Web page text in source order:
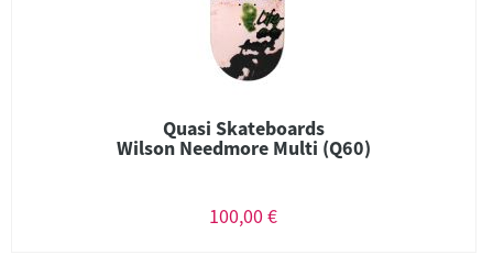
Quasi Skateboards
Wilson Needmore Multi (Q60)
100,00 €